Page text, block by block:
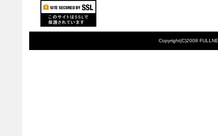
Copyright(C)2008